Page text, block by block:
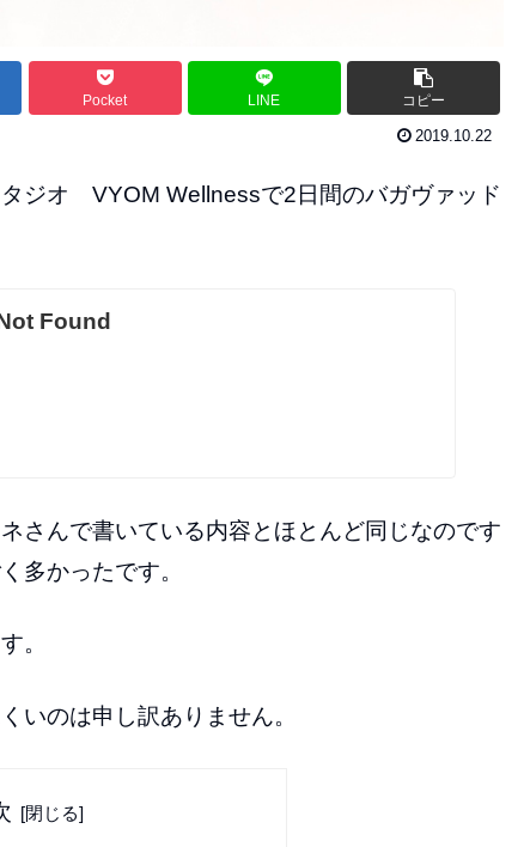
Pocket LINE コピー
2019.10.22
ジオ VYOM Wellnessで2日間のバガヴァッド
Found
さんで書いている内容とほとんど同じなのです
多かったです。
。
いのは申し訳ありません。